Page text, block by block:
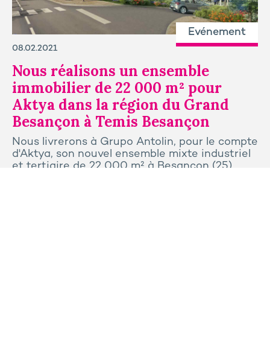
Evénement
08.02.2021
Nous réalisons un ensemble
immobilier de 22 000 m² pour
Aktya dans la région du Grand
Besançon à Temis Besançon
Nous livrerons à Grupo Antolin, pour le compte
d'Aktya, son nouvel ensemble mixte industriel
et tertiaire de 22 000 m² à Besançon (25).